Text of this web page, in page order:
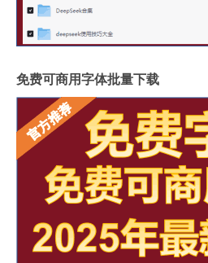
免费可商用字体批量下载